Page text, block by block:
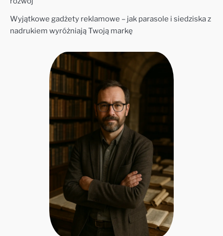
Wyjątkowe gadżety reklamowe – jak parasole i siedziska z
nadrukiem wyróżniają Twoją markę